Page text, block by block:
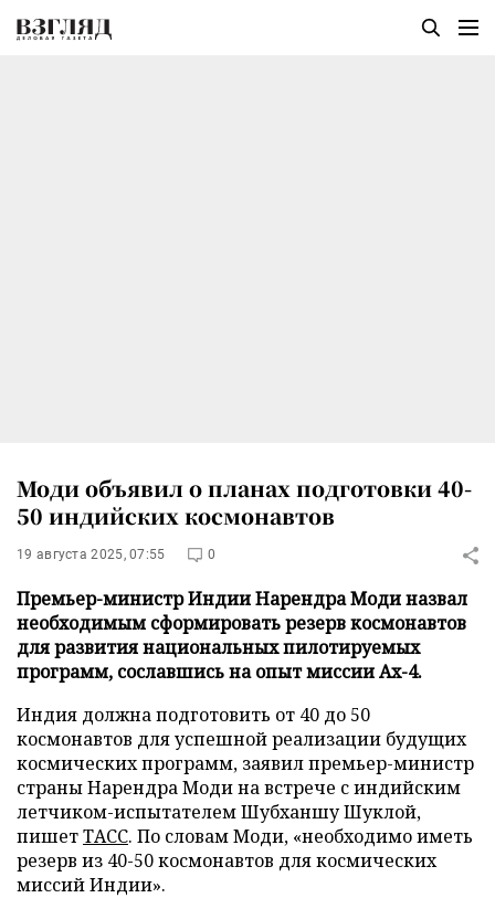
Моди объявил о планах подготовки 40-
50 индийских космонавтов
19 августа 2025, 07:55 0
Премьер-министр Индии Нарендра Моди назвал
необходимым сформировать резерв космонавтов
для развития национальных пилотируемых
программ, сославшись на опыт миссии Ax-4.
Индия должна подготовить от 40 до 50
космонавтов для успешной реализации будущих
космических программ, заявил премьер-министр
страны Нарендра Моди на встрече с индийским
летчиком-испытателем Шубханшу Шуклой,
пишетТАСС. По словам Моди, «необходимо иметь
резерв из 40-50 космонавтов для космических
миссий Индии».